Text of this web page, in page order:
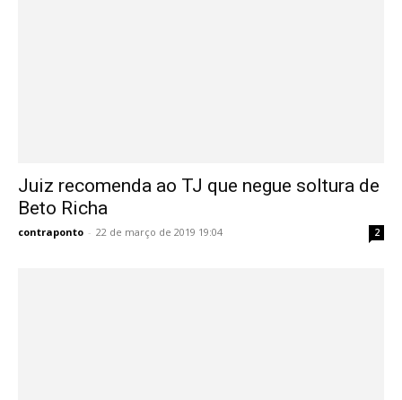
Juiz recomenda ao TJ que negue soltura de
Beto Richa
contraponto - 22 de março de 2019 19:04 2